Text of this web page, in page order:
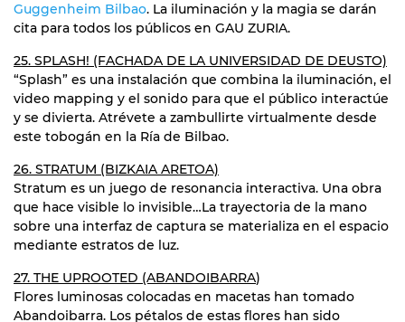
Guggenheim Bilbao. La iluminación y la magia se darán
cita para todos los públicos en GAU ZURIA.
25. SPLASH! (FACHADA DE LA UNIVERSIDAD DE DEUSTO)
“Splash” es una instalación que combina la iluminación, el
video mapping y el sonido para que el público interactúe
y se divierta. Atrévete a zambullirte virtualmente desde
este tobogán en la Ría de Bilbao.
26. STRATUM (BIZKAIA ARETOA)
Stratum es un juego de resonancia interactiva. Una obra
que hace visible lo invisible…La trayectoria de la mano
sobre una interfaz de captura se materializa en el espacio
mediante estratos de luz.
27. THE UPROOTED (ABANDOIBARRA)
Flores luminosas colocadas en macetas han tomado
Abandoibarra. Los pétalos de estas flores han sido